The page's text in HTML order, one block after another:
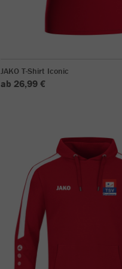
JAKO T-Shirt Iconic
ab 26,99 €